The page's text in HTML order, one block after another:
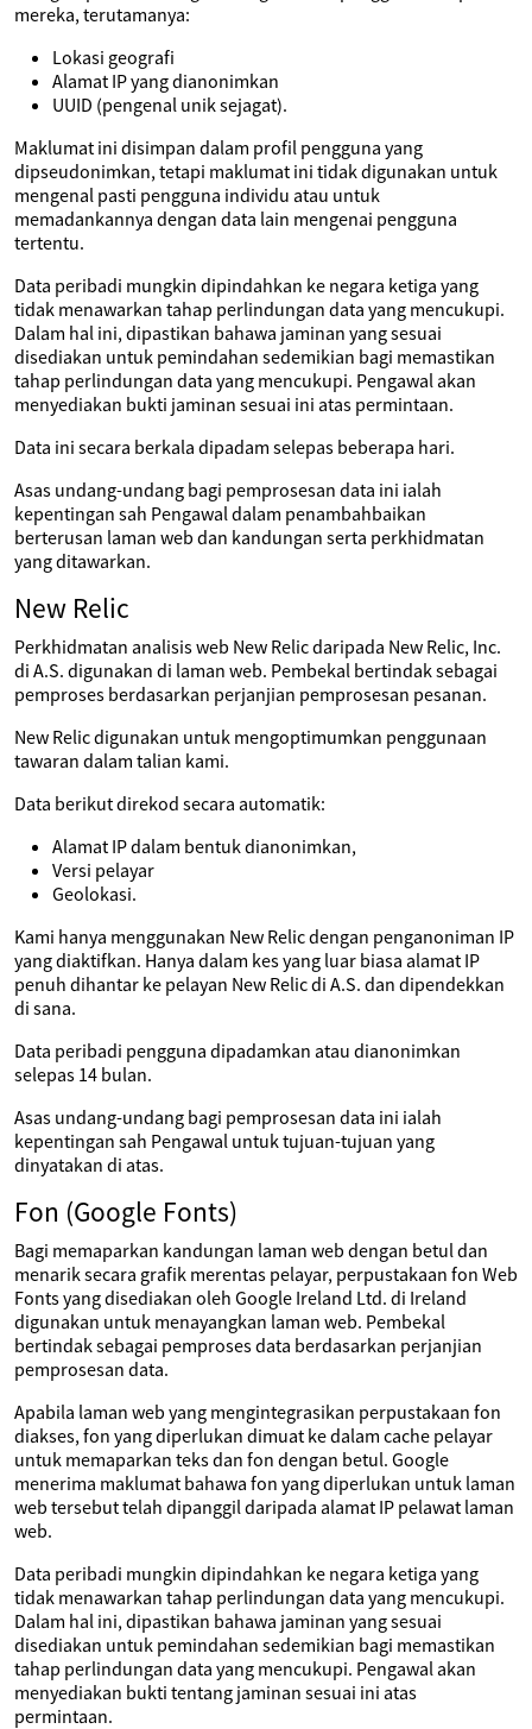
mereka, terutamanya:
Lokasi geografi
Alamat IP yang dianonimkan
UUID (pengenal unik sejagat).
Maklumat ini disimpan dalam profil pengguna yang
dipseudonimkan, tetapi maklumat ini tidak digunakan untuk
mengenal pasti pengguna individu atau untuk
memadankannya dengan data lain mengenai pengguna
tertentu.
Data peribadi mungkin dipindahkan ke negara ketiga yang
tidak menawarkan tahap perlindungan data yang mencukupi.
Dalam hal ini, dipastikan bahawa jaminan yang sesuai
disediakan untuk pemindahan sedemikian bagi memastikan
tahap perlindungan data yang mencukupi. Pengawal akan
menyediakan bukti jaminan sesuai ini atas permintaan.
Data ini secara berkala dipadam selepas beberapa hari.
Asas undang-undang bagi pemprosesan data ini ialah
kepentingan sah Pengawal dalam penambahbaikan
berterusan laman web dan kandungan serta perkhidmatan
yang ditawarkan.
New Relic
Perkhidmatan analisis web New Relic daripada New Relic, Inc.
di A.S. digunakan di laman web. Pembekal bertindak sebagai
pemproses berdasarkan perjanjian pemprosesan pesanan.
New Relic digunakan untuk mengoptimumkan penggunaan
tawaran dalam talian kami.
Data berikut direkod secara automatik:
Alamat IP dalam bentuk dianonimkan,
Versi pelayar
Geolokasi.
Kami hanya menggunakan New Relic dengan penganoniman IP
yang diaktifkan. Hanya dalam kes yang luar biasa alamat IP
penuh dihantar ke pelayan New Relic di A.S. dan dipendekkan
di sana.
Data peribadi pengguna dipadamkan atau dianonimkan
selepas 14 bulan.
Asas undang-undang bagi pemprosesan data ini ialah
kepentingan sah Pengawal untuk tujuan-tujuan yang
dinyatakan di atas.
Fon (Google Fonts)
Bagi memaparkan kandungan laman web dengan betul dan
menarik secara grafik merentas pelayar, perpustakaan fon Web
Fonts yang disediakan oleh Google Ireland Ltd. di Ireland
digunakan untuk menayangkan laman web. Pembekal
bertindak sebagai pemproses data berdasarkan perjanjian
pemprosesan data.
Apabila laman web yang mengintegrasikan perpustakaan fon
diakses, fon yang diperlukan dimuat ke dalam cache pelayar
untuk memaparkan teks dan fon dengan betul. Google
menerima maklumat bahawa fon yang diperlukan untuk laman
web tersebut telah dipanggil daripada alamat IP pelawat laman
web.
Data peribadi mungkin dipindahkan ke negara ketiga yang
tidak menawarkan tahap perlindungan data yang mencukupi.
Dalam hal ini, dipastikan bahawa jaminan yang sesuai
disediakan untuk pemindahan sedemikian bagi memastikan
tahap perlindungan data yang mencukupi. Pengawal akan
menyediakan bukti tentang jaminan sesuai ini atas
permintaan.